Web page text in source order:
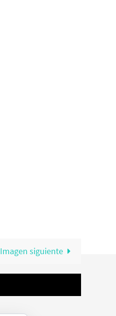
Imagen siguiente